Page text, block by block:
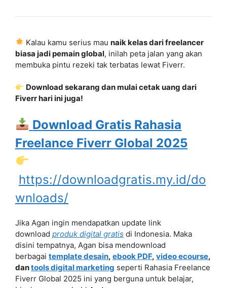
Kalau kamu serius maunaik kelas dari freelancer
biasa jadi pemain global, inilah peta jalan yang akan
membuka pintu rezeki tak terbatas lewat Fiverr.
Download sekarang dan mulai cetak uang dari
Fiverr hari ini juga!
Download Gratis Rahasia
Freelance Fiverr Global 2025
https://downloadgratis.my.id/do
wnloads/
Jika Agan ingin mendapatkan update link
download produk digital gratis di Indonesia. Maka
disini tempatnya, Agan bisa mendownload
berbagai template desain, ebook PDF, video ecourse,
dantools digital marketing seperti Rahasia Freelance
Fiverr Global 2025 ini yang berguna untuk belajar,